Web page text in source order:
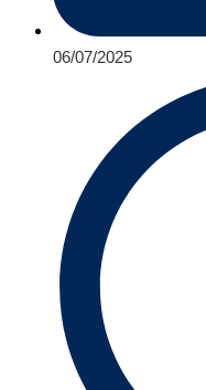
06/07/2025